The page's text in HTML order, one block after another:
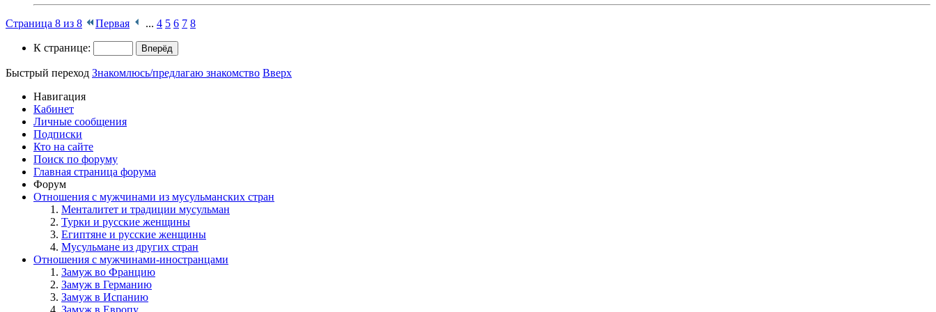
Страница 8 из 8 Первая ... 4 5 6 7 8
К странице:
Быстрый переход Знакомлюсь/предлагаю знакомство Вверх
Навигация
Кабинет
Личные сообщения
Подписки
Кто на сайте
Поиск по форуму
Главная страница форума
Форум
Отношения с мужчинами из мусульманских стран
Менталитет и традиции мусульман
Турки и русские женщины
Египтяне и русские женщины
Мусульмане из других стран
Отношения с мужчинами-иностранцами
Замуж во Францию
Замуж в Германию
Замуж в Испанию